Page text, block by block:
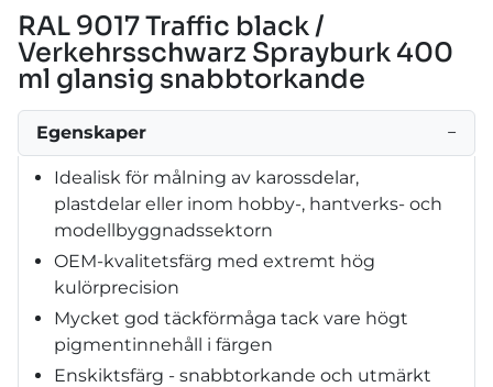
RAL 9017 Traffic black /
Verkehrsschwarz Sprayburk 400
ml glansig snabbtorkande
Egenskaper −
Idealisk för målning av karossdelar,
plastdelar eller inom hobby-, hantverks- och
modellbyggnadssektorn
OEM-kvalitetsfärg med extremt hög
kulörprecision
Mycket god täckförmåga tack vare högt
pigmentinnehåll i färgen
Enskiktsfärg - snabbtorkande och utmärkt